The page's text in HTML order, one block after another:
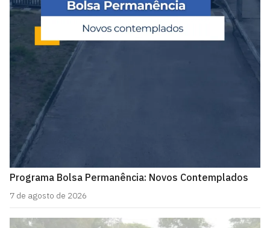
Programa Bolsa Permanência: Novos Contemplados
7 de agosto de 2026